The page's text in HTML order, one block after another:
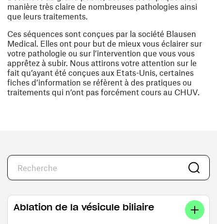
manière très claire de nombreuses pathologies ainsi
que leurs traitements.
Ces séquences sont conçues par la société Blausen
Medical. Elles ont pour but de mieux vous éclairer sur
votre pathologie ou sur l’intervention que vous vous
apprêtez à subir. Nous attirons votre attention sur le
fait qu’ayant été conçues aux Etats-Unis, certaines
fiches d’information se réfèrent à des pratiques ou
traitements qui n’ont pas forcément cours au CHUV.
Ablation de la vésicule biliaire